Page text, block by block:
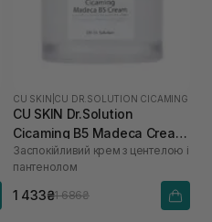
CU SKIN CU DR.SOLUTION CICAMING
CU SKIN Dr.Solution
Cicaming B5 Madeca Cream
70 мл
Заспокійливий крем з центелою і
пантенолом
1 433₴1 686₴